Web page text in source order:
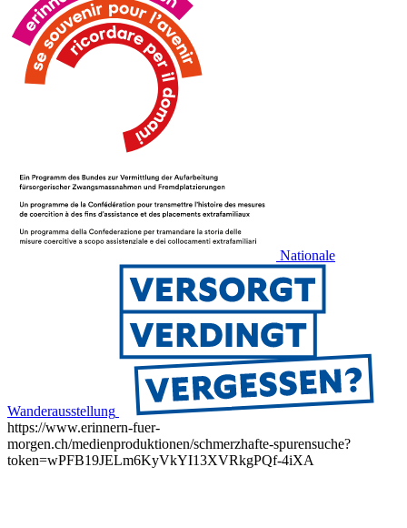
Nationale
Wanderausstellung
https://www.erinnern-fuer-
morgen.ch/medienproduktionen/schmerzhafte-spurensuche?
token=wPFB19JELm6KyVkYI13XVRkgPQf-4iXA